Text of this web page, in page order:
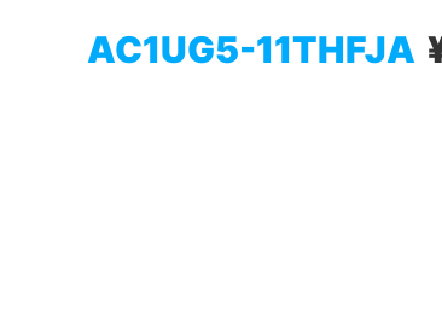
AC1UG5-11THFJA